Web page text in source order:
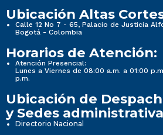
Ubicación Altas
Calle 12 No 7 - 65, Palacio de Justicia
Bogotá - Colombia
Horarios de Atención:
Atención Presencial:
Lunes a Viernes de 08:00 a.m. a 01:00
p.m.
Ubicación de
y Sedes
Directorio Nacional